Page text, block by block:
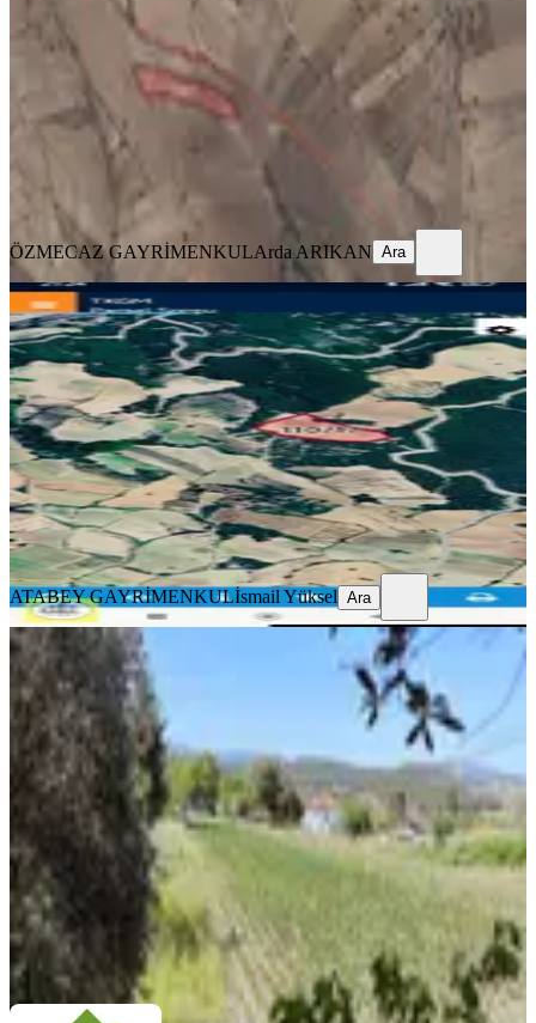
Kale, Adamharmanı Mahallesi
6853 m²· · 10.03.2026
1.075.000 ₺
Arda ARIKAN
ÖZMECAZ GAYRİMENKULArda ARIKAN Ara
Denizli Kale Alanyurt Satılık Zeytinlik
Kale, Alanyurt Mahallesi
12783 m²·274/m² · 07.08.2026
3.500.000 ₺
ATABEY GAYRİMENKULİsmail Yüksel
Ara
ATABEY GAYRİMENKULİsmail Yüksel Ara
Muğla Menteşe Gazeller'de
Ticari/konut İmarlı Satılık Arsa...
Kale, Demirciler Mahallesi
795 m² ·2.830/m²· 23.05.2026
2.250.000 ₺
KIRKSEKİZ EMLAK GAYRİMENKUL Hasan Yıldırım
Ara